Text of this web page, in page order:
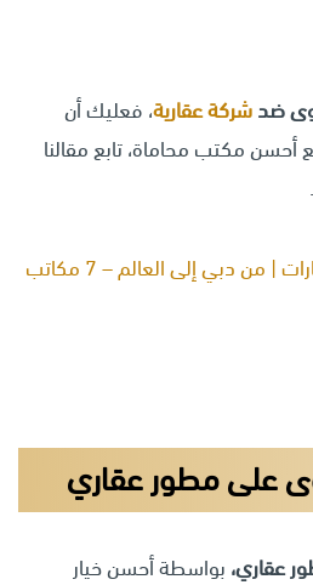
ضدشركة عقارية، فعليك أن
مكتب محاماة، تابع مقالنا
رقم محامي عقارات | من دبي إلى العالم – 7 مكاتب
على مطور عقاري
عقاري، بواسطة أحسن خيار